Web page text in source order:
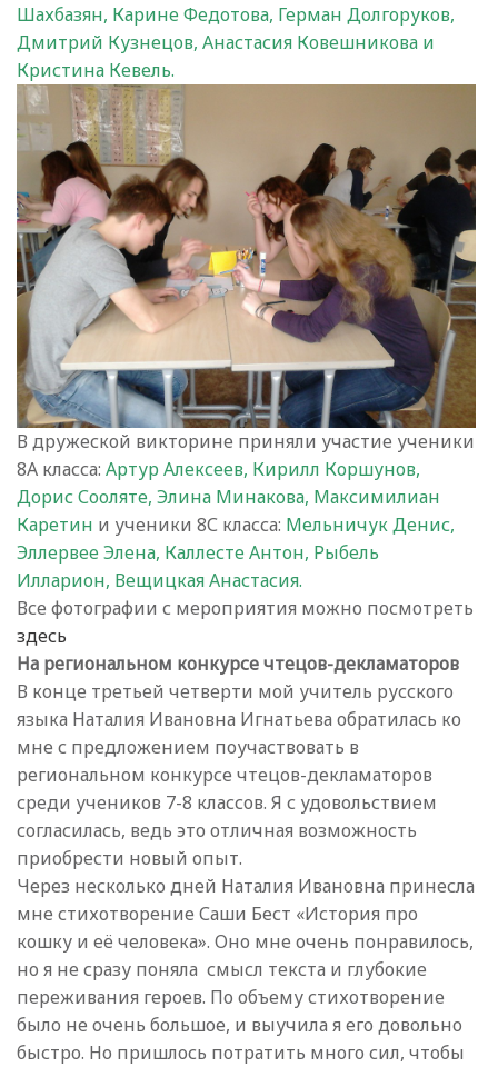
Шахбазян, Карине Федотова, Герман Долгоруков,
Дмитрий Кузнецов, Анастасия Ковешникова и
Кристина Кевель.
В дружеской викторине приняли участие ученики
8А класса: Артур Алексеев, Кирилл Коршунов,
Дорис Сооляте, Элина Минакова, Максимилиан
Каретин и ученики 8С класса: Мельничук Денис,
Эллервее Элена, Каллесте Антон, Рыбель
Илларион, Вещицкая Анастасия.
Все фотографии с мероприятия можно посмотреть
здесь
На региональном конкурсе чтецов-декламаторов
В конце третьей четверти мой учитель русского
языка Наталия Ивановна Игнатьева обратилась ко
мне с предложением поучаствовать в
региональном конкурсе чтецов-декламаторов
среди учеников 7-8 классов. Я с удовольствием
согласилась, ведь это отличная возможность
приобрести новый опыт.
Через несколько дней Наталия Ивановна принесла
мне стихотворение Саши Бест «История про
кошку и её человека». Оно мне очень понравилось,
но я не сразу поняла смысл текста и глубокие
переживания героев. По объему стихотворение
было не очень большое, и выучила я его довольно
быстро. Но пришлось потратить много сил, чтобы